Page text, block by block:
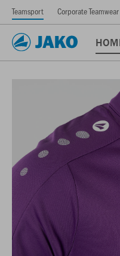
Teamsport Corporate Teamwear